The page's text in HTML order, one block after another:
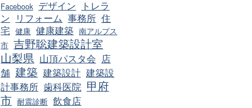
Facebook デザイン
トレラ
ン リフォーム 事務所 住
宅 健康 健康建築 南アルプス
市 吉野聡建築設計室
山梨県 山頂パスタ会 店
舗 建築 建築設計 建築設
計事務所 歯科医院 甲府
市 耐震診断 飲食店